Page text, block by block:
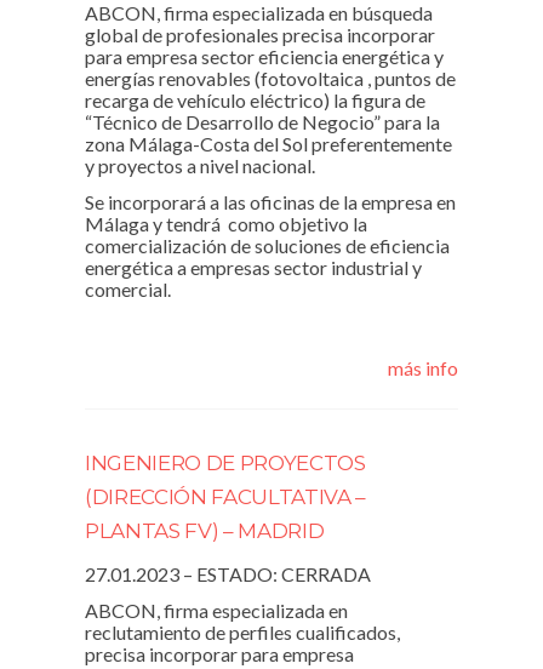
ABCON, firma especializada en búsqueda
global de profesionales precisa incorporar
para empresa sector eficiencia energética y
energías renovables (fotovoltaica , puntos de
recarga de vehículo eléctrico) la figura de
“Técnico de Desarrollo de Negocio” para la
zona Málaga-Costa del Sol preferentemente
y proyectos a nivel nacional.
Se incorporará a las oficinas de la empresa en
Málaga y tendrá como objetivo la
comercialización de soluciones de eficiencia
energética a empresas sector industrial y
comercial.
más info
INGENIERO DE PROYECTOS
(DIRECCIÓN FACULTATIVA –
PLANTAS FV) – MADRID
27.01.2023 – ESTADO: CERRADA
ABCON, firma especializada en
reclutamiento de perfiles cualificados,
precisa incorporar para empresa